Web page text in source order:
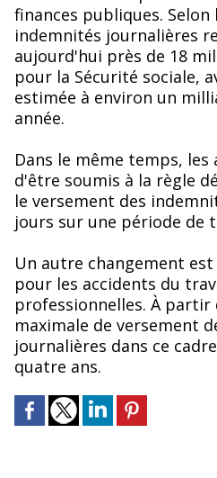
finances publiques.
indemnités journalières
aujourd'hui près de 18
pour la Sécurité sociale,
estimée à environ un
année.
Dans le même temps,
d'être soumis à la règle
le versement des
jours sur une période de
Un autre changement
pour les accidents du
professionnelles. À partir
maximale de versement
journalières dans ce
quatre ans.